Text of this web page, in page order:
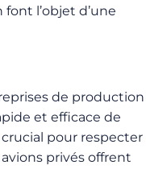
l’objet d’une
de production
et efficace de
pour respecter
privés offrent